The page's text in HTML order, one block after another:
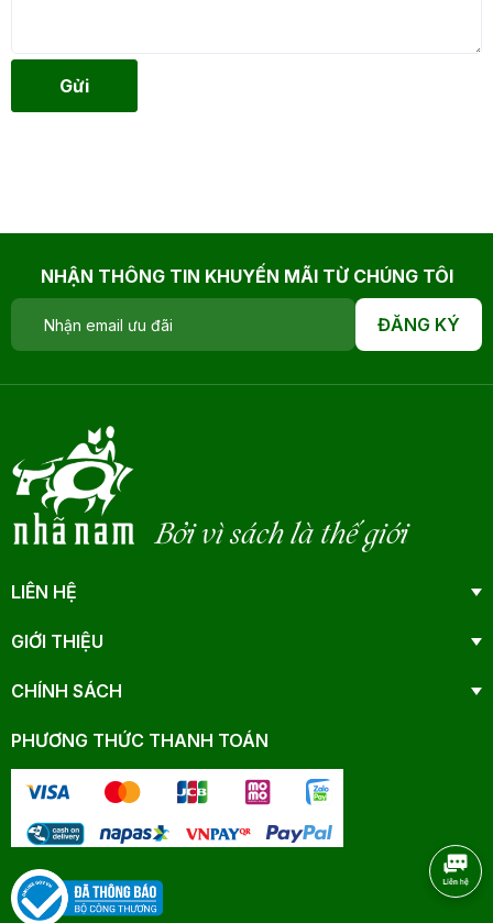
Gửi
NHẬN THÔNG TIN KHUYẾN MÃI TỪ CHÚNG TÔI
ĐĂNG KÝ
Bởi vì sách là thế giới
LIÊN HỆ
GIỚI THIỆU
CHÍNH SÁCH
PHƯƠNG THỨC THANH TOÁN